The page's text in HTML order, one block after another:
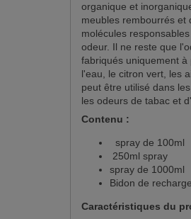
organique et
meubles rembourrés et
molécules
odeur. Il ne reste que
fabriqués uniquement
l'eau, le citron vert, les
peut être utilisé dans
les odeurs de tabac et
Contenu :
spray de 100ml
250ml spray
spray de 1000ml
Bidon de
Caractéristiques du